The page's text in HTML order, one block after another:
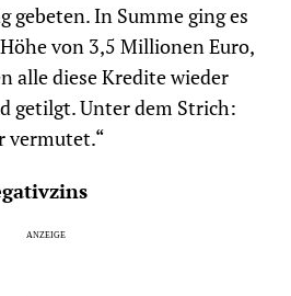
gebeten. In Summe ging es
von 3,5 Millionen Euro,
alle diese Kredite wieder
getilgt. Unter dem Strich:
vermutet.“